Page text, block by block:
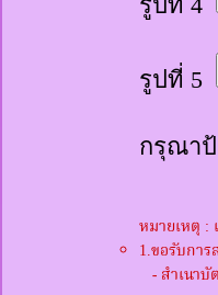
รูปที่ 5
กรุณา
หมายเหตุ :
1.ขอรับกา
- สำเนาบั